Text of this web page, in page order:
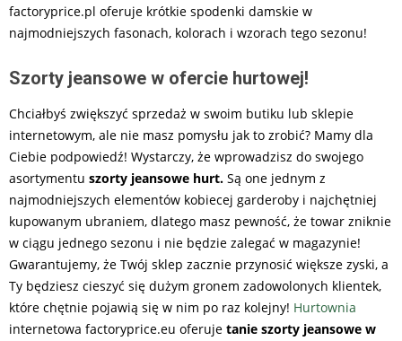
factoryprice.pl oferuje krótkie spodenki damskie w
najmodniejszych fasonach, kolorach i wzorach tego sezonu!
Szorty jeansowe w ofercie hurtowej!
Chciałbyś zwiększyć sprzedaż w swoim butiku lub sklepie
internetowym, ale nie masz pomysłu jak to zrobić? Mamy dla
Ciebie podpowiedź! Wystarczy, że wprowadzisz do swojego
asortymentu szorty jeansowe hurt. Są one jednym z
najmodniejszych elementów kobiecej garderoby i najchętniej
kupowanym ubraniem, dlatego masz pewność, że towar zniknie
w ciągu jednego sezonu i nie będzie zalegać w magazynie!
Gwarantujemy, że Twój sklep zacznie przynosić większe zyski, a
Ty będziesz cieszyć się dużym gronem zadowolonych klientek,
które chętnie pojawią się w nim po raz kolejny! Hurtownia
internetowa factoryprice.eu oferuje tanie szorty jeansowe w